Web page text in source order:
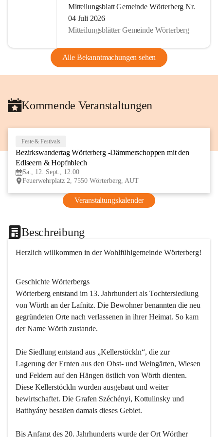
Mitteilungsblatt Gemeinde Wörterberg Nr.
04 Juli 2026
Mitteilungsblätter Gemeinde Wörterberg
Alle Bekanntmachungen sehen
Kommende Veranstaltungen
Feste & Festivals
Bezirkswandertag Wörterberg -Dämmerschoppen mit den
Edlseern & Hopfnblech
Sa., 12. Sept., 12:00
Feuerwehrplatz 2, 7550 Wörterberg, AUT
Veranstaltungskalender
Beschreibung
Herzlich willkommen in der Wohlfühlgemeinde Wörterberg!
Geschichte Wörterbergs
Wörterberg entstand im 13. Jahrhundert als Tochtersiedlung
von Wörth an der Lafnitz. Die Bewohner benannten die neu
gegründeten Orte nach verlassenen in ihrer Heimat. So kam
der Name Wörth zustande.
Die Siedlung entstand aus „Kellerstöckln“, die zur
Lagerung der Ernten aus den Obst- und Weingärten, Wiesen
und Feldern auf den Hängen östlich von Wörth dienten.
Diese Kellerstöckln wurden ausgebaut und weiter
bewirtschaftet. Die Grafen Széchényi, Kottulinsky und
Batthyány besaßen damals dieses Gebiet.
Bis Anfang des 20. Jahrhunderts wurde der Ort Wörther